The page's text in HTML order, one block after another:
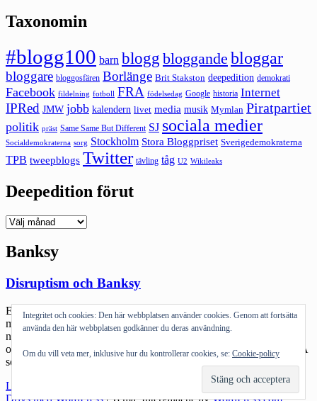
Taxonomin
#blogg100 barn blogg bloggande bloggar
bloggare bloggosfären Borlänge Brit Stakston deepedition demokrati
Facebook fildelning fotboll FRA födelsedag Google historia Internet
IPRed JMW jobb kalendern livet media musik Mymlan Piratpartiet
politik präst Same Same But Different SJ sociala medier
Socialdemokraterna sorg Stockholm Stora Bloggpriset Sverigedemokraterna
TPB tweepblogs Twitter tävling tåg U2 Wikileaks
Deepedition förut
Deepedition
Banksy
Disruptism och Banksy
Exit through the giftshop är en film som … Det är en film som på
många sätt verkar rida på streetart-konstnären Banksys kändisskap
när man läser tablån men tar en märklig vändning genom att handla
om hur Mr Brainwash blev till – i form av en galen fransman i USA
som i filmen filmar street […]
Läs mer
och
Drivs med WordPress |Tema: Intergalactic avWordPress.com.
Integritet och cookies: Den här webbplatsen använder cookies. Genom att fortsätta
använda den här webbplatsen godkänner du deras användning.
Om du vill veta mer, inklusive hur du kontrollerar cookies, se: Cookie-policy